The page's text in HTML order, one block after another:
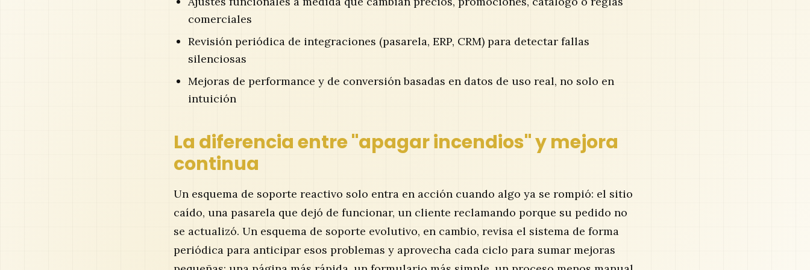
comerciales
Revisión periódica de integraciones (pasarela, ERP, CRM) para detectar fallas
silenciosas
Mejoras de performance y de conversión basadas en datos de uso real, no solo en
intuición
La diferencia entre "apagar incendios" y mejora
continua
Un esquema de soporte reactivo solo entra en acción cuando algo ya se rompió: el sitio
caído, una pasarela que dejó de funcionar, un cliente reclamando porque su pedido no
se actualizó. Un esquema de soporte evolutivo, en cambio, revisa el sistema de forma
periódica para anticipar esos problemas y aprovecha cada ciclo para sumar mejoras